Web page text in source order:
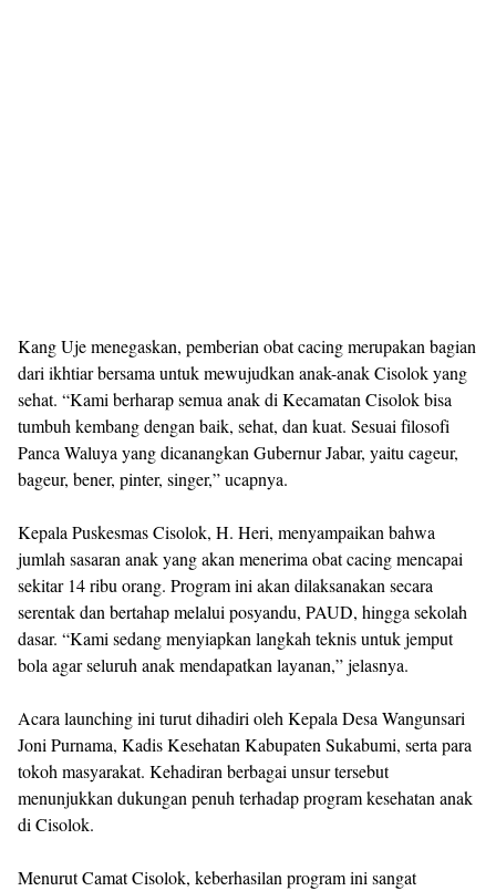
Kang Uje menegaskan, pemberian obat cacing merupakan bagian
dari ikhtiar bersama untuk mewujudkan anak-anak Cisolok yang
sehat. “Kami berharap semua anak di Kecamatan Cisolok bisa
tumbuh kembang dengan baik, sehat, dan kuat. Sesuai filosofi
Panca Waluya yang dicanangkan Gubernur Jabar, yaitu cageur,
bageur, bener, pinter, singer,” ucapnya.
Kepala Puskesmas Cisolok, H. Heri, menyampaikan bahwa
jumlah sasaran anak yang akan menerima obat cacing mencapai
sekitar 14 ribu orang. Program ini akan dilaksanakan secara
serentak dan bertahap melalui posyandu, PAUD, hingga sekolah
dasar. “Kami sedang menyiapkan langkah teknis untuk jemput
bola agar seluruh anak mendapatkan layanan,” jelasnya.
Acara launching ini turut dihadiri oleh Kepala Desa Wangunsari
Joni Purnama, Kadis Kesehatan Kabupaten Sukabumi, serta para
tokoh masyarakat. Kehadiran berbagai unsur tersebut
menunjukkan dukungan penuh terhadap program kesehatan anak
di Cisolok.
Menurut Camat Cisolok, keberhasilan program ini sangat